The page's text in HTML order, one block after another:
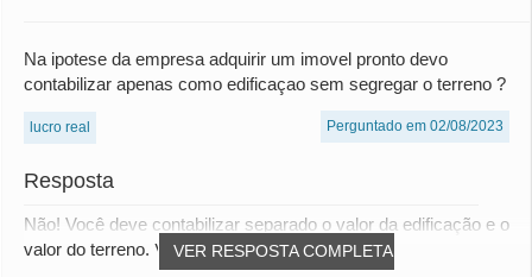
Na ipotese da empresa adquirir um imovel pronto devo
contabilizar apenas como edificaçao sem segregar o terreno ?
lucro real Perguntado em 02/08/2023
Resposta
VER RESPOSTA COMPLETA
Não! Você deve contabilizar separado o valor da edificação e o
valor do terreno. Você irá conseguir...